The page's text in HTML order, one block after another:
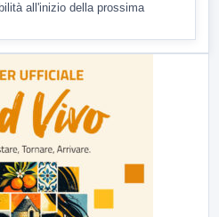
all'inizio della prossima